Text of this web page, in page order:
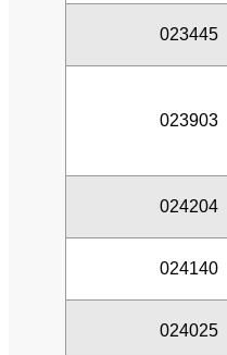
023445
023903
024204
024140
024025